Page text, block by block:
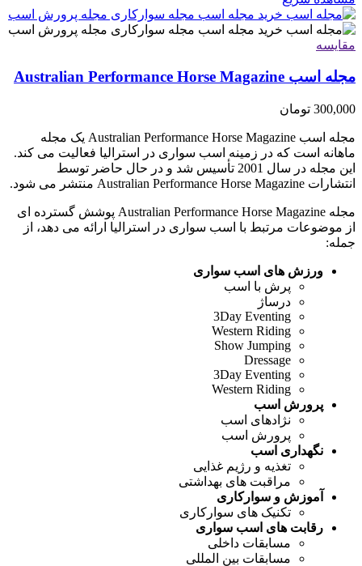
مقایسه
مجله اسب Australian Performance Horse Magazine
300,000 تومان
مجله اسب Australian Performance Horse Magazine یک مجله
ماهانه است که در زمینه اسب سواری در استرالیا فعالیت می کند.
این مجله در سال 2001 تأسیس شد و در حال حاضر توسط
انتشارات Australian Performance Horse Magazine منتشر می شود.
مجله Australian Performance Horse Magazine پوشش گسترده ای
از موضوعات مرتبط با اسب سواری در استرالیا ارائه می دهد، از
جمله:
ورزش های اسب سواری
پرش با اسب
درساژ
3Day Eventing
Western Riding
Show Jumping
Dressage
3Day Eventing
Western Riding
پرورش اسب
نژادهای اسب
پرورش اسب
نگهداری اسب
تغذیه و رژیم غذایی
مراقبت های بهداشتی
آموزش و سوارکاری
تکنیک های سوارکاری
رقابت های اسب سواری
مسابقات داخلی
مسابقات بین المللی